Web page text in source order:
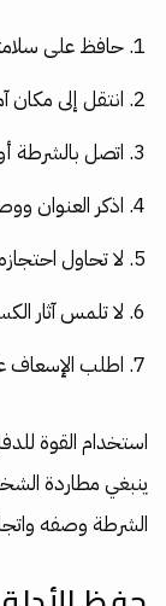
حافظ على
انتقل إلى مكان
اتصل بالشرطة
اذكر العنوان
لا تحاول
لا تلمس آثار
اطلب الإسعاف
استخدام القوة
ينبغي مطاردة
الشرطة وصفه